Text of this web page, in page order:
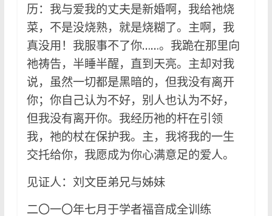
历：我与爱我的丈夫是新婚啊，我给祂烧
菜，不是没烧熟，就是烧糊了。主啊，我
真没用！我服事不了你……。我跪在那里向
祂祷告，半睡半醒，直到天亮。主却对我
说，虽然一切都是黑暗的，但我没有离开
你；你自己认为不好，别人也认为不好，
但我没有离开你。我经历祂的杆在引领
我，祂的杖在保护我。主，我将我的一生
交托给你，我愿成为你心满意足的爱人。
见证人：刘文臣弟兄与姊妹
二〇一〇年七月于学者福音成全训练